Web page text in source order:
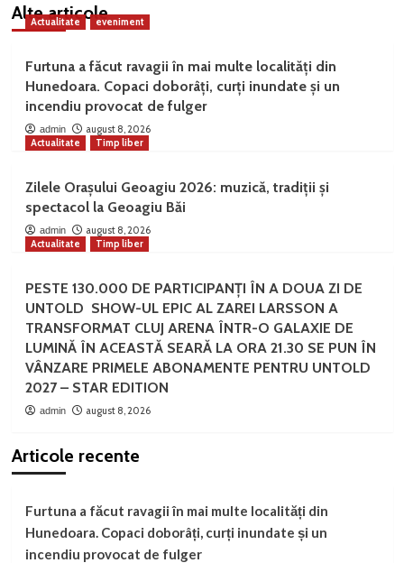
Alte articole
Actualitate eveniment
Furtuna a făcut ravagii în mai multe localități din
Hunedoara. Copaci doborâți, curți inundate și un
incendiu provocat de fulger
admin
august 8, 2026
Actualitate
Timp liber
Zilele Orașului Geoagiu 2026: muzică, tradiții și
spectacol la Geoagiu Băi
admin
august 8, 2026
Actualitate
Timp liber
PESTE 130.000 DE PARTICIPANȚI ÎN A DOUA ZI DE
UNTOLD SHOW-UL EPIC AL ZAREI LARSSON A
TRANSFORMAT CLUJ ARENA ÎNTR-O GALAXIE DE
LUMINĂ ÎN ACEASTĂ SEARĂ LA ORA 21.30 SE PUN ÎN
VÂNZARE PRIMELE ABONAMENTE PENTRU UNTOLD
2027 – STAR EDITION
admin august 8, 2026
Articole recente
Furtuna a făcut ravagii în mai multe localități din
Hunedoara. Copaci doborâți, curți inundate și un
incendiu provocat de fulger